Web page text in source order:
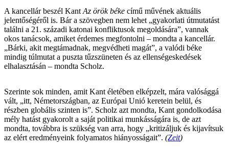
A kancellár beszél Kant Az örök béke című művének aktuális
jelentőségéről is. Bár a szövegben nem lehet „gyakorlati útmutatást
találni a 21. századi katonai konfliktusok megoldására”, vannak
okos tanácsok, amiket érdemes megfontolni – mondta a kancellár.
„Bárki, akit megtámadnak, megvédheti magát”, a valódi béke
mindig túlmutat a puszta tűzszüneten és az ellenségeskedések
elhalasztásán – mondta Scholz.
Szerinte sok minden, amit Kant életében elképzelt, mára valósággá
vált, „itt, Németországban, az Európai Unió keretein belül, és
részben globális szinten is”. Scholz azt mondta, Kant gondolkodása
mély hatást gyakorolt a saját politikai munkásságára is, de azt
mondta, továbbra is szükség van arra, hogy „kritizáljuk és kijavítsuk
az elért eredményeink folyamatos hiányosságait”. (Zeit)